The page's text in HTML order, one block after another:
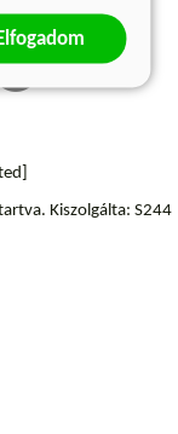
Kiszolgálta: S244
Elfogadom